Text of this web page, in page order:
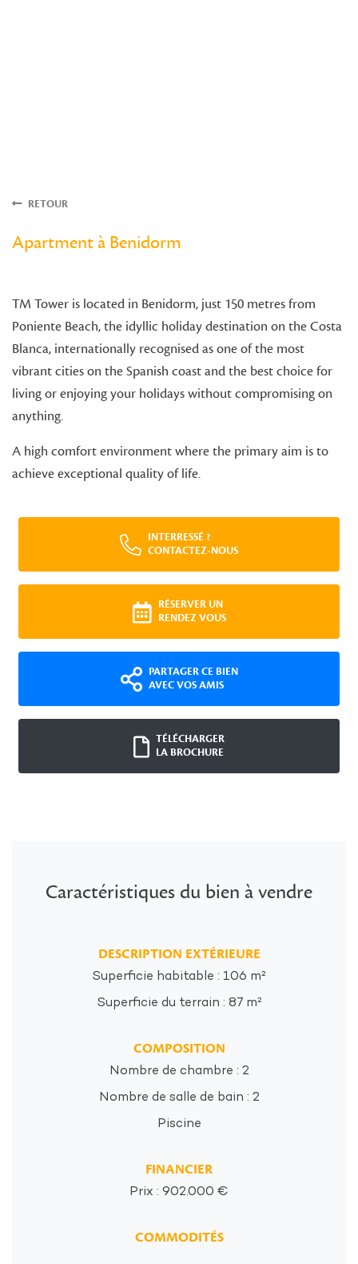
RETOUR
Apartment à Benidorm
TM Tower is located in Benidorm, just 150 metres from
Poniente Beach, the idyllic holiday destination on the Costa
Blanca, internationally recognised as one of the most
vibrant cities on the Spanish coast and the best choice for
living or enjoying your holidays without compromising on
anything.
A high comfort environment where the primary aim is to
achieve exceptional quality of life.
INTERRESSÉ ?
CONTACTEZ-NOUS
RÉSERVER UN
RENDEZ VOUS
PARTAGER CE BIEN
AVEC VOS AMIS
TÉLÉCHARGER
LA BROCHURE
Caractéristiques du bien à vendre
DESCRIPTION EXTÉRIEURE
Superficie habitable : 106 m²
Superficie du terrain : 87 m²
COMPOSITION
Nombre de chambre : 2
Nombre de salle de bain : 2
Piscine
FINANCIER
Prix : 902.000 €
COMMODITÉS